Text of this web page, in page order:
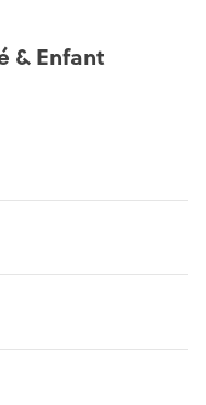
& Enfant